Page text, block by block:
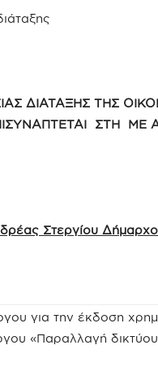
ΔΙΑΤΑΞΗΣ ΤΗΣ
ΣΤΗ ΜΕ
Στεργίου
για την έκδοση
«Παραλλαγή